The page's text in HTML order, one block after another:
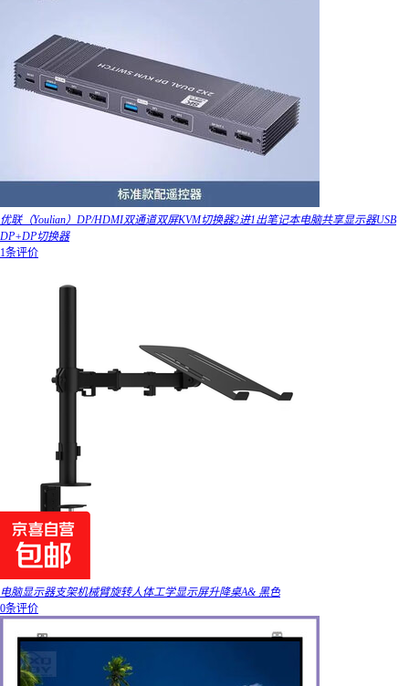
优联（Youlian）DP/HDMI双通道双屏KVM切换器2进1出笔记本电脑共享显示器USB
DP+DP切换器
1条评价
电脑显示器支架机械臂旋转人体工学显示屏升降桌A& 黑色
0条评价